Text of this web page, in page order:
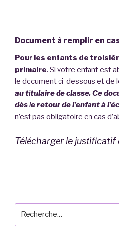
Document à remplir en
Pour les enfants de
primaire. Si votre enfant est
le document ci-dessous et de
au titulaire de classe. Ce
dès le retour de l’enfant à
n’est pas obligatoire en cas
Télécharger le justificatif